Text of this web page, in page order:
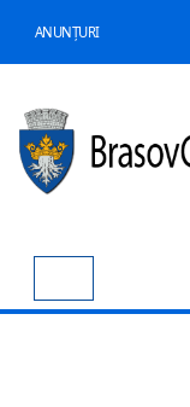
ANUNȚURI